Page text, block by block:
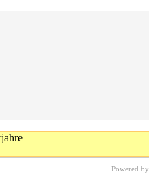
Powered by